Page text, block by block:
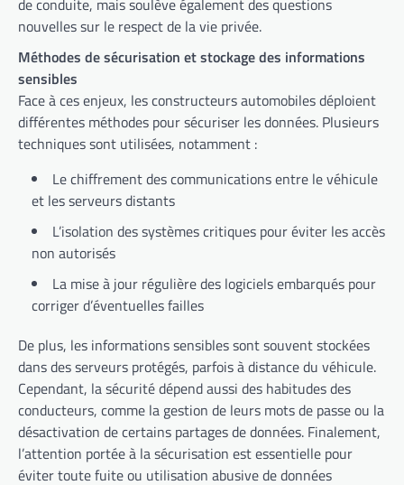
de conduite, mais soulève également des questions
nouvelles sur le respect de la vie privée.
Méthodes de sécurisation et stockage des informations
sensibles
Face à ces enjeux, les constructeurs automobiles déploient
différentes méthodes pour sécuriser les données. Plusieurs
techniques sont utilisées, notamment :
Le chiffrement des communications entre le véhicule
et les serveurs distants
L’isolation des systèmes critiques pour éviter les accès
non autorisés
La mise à jour régulière des logiciels embarqués pour
corriger d’éventuelles failles
De plus, les informations sensibles sont souvent stockées
dans des serveurs protégés, parfois à distance du véhicule.
Cependant, la sécurité dépend aussi des habitudes des
conducteurs, comme la gestion de leurs mots de passe ou la
désactivation de certains partages de données. Finalement,
l’attention portée à la sécurisation est essentielle pour
éviter toute fuite ou utilisation abusive de données